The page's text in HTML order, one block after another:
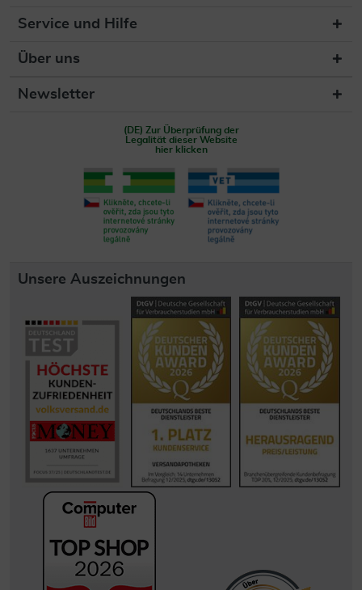
Service und Hilfe
Über uns
Newsletter
(DE) Zur Überprüfung der
Legalität dieser Website
hier klicken
Unsere Auszeichnungen